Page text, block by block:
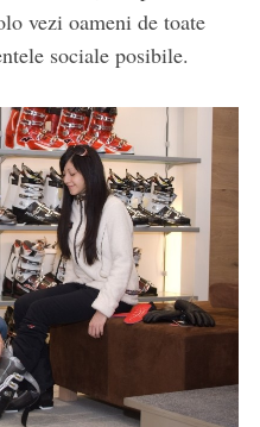
vezi oameni de toate
sociale posibile.